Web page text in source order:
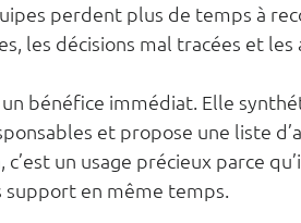
perdent plus de temps à
les décisions mal tracées et
un bénéfice immédiat. Elle
et propose une liste
un usage précieux parce
support en même temps.